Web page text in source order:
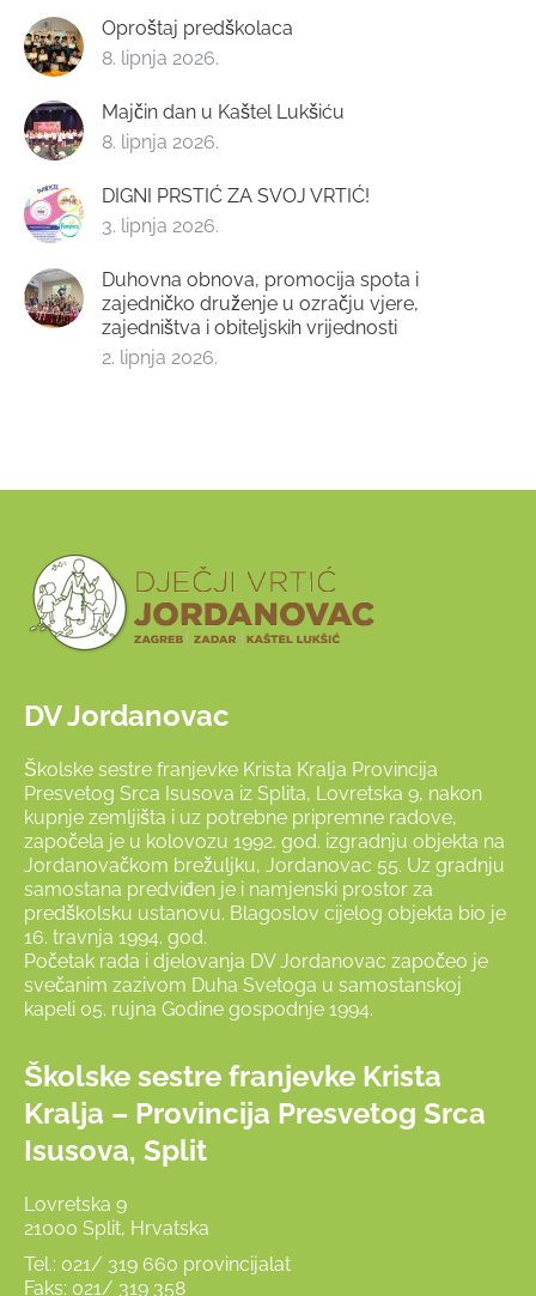
Oproštaj predškolaca
8. lipnja 2026.
Majčin dan u Kaštel Lukšiću
8. lipnja 2026.
DIGNI PRSTIĆ ZA SVOJ VRTIĆ!
3. lipnja 2026.
Duhovna obnova, promocija spota i
zajedničko druženje u ozračju vjere,
zajedništva i obiteljskih vrijednosti
2. lipnja 2026.
DV Jordanovac
Školske sestre franjevke Krista Kralja Provincija
Presvetog Srca Isusova iz Splita, Lovretska 9, nakon
kupnje zemljišta i uz potrebne pripremne radove,
započela je u kolovozu 1992. god. izgradnju objekta na
Jordanovačkom brežuljku, Jordanovac 55. Uz gradnju
samostana predviđen je i namjenski prostor za
predškolsku ustanovu. Blagoslov cijelog objekta bio je
16. travnja 1994. god.
Početak rada i djelovanja DV Jordanovac započeo je
svečanim zazivom Duha Svetoga u samostanskoj
kapeli 05. rujna Godine gospodnje 1994.
Školske sestre franjevke Krista
Kralja – Provincija Presvetog Srca
Isusova, Split
Lovretska 9
21000 Split, Hrvatska
Tel.: 021/ 319 660 provincijalat
Faks: 021/ 319 358